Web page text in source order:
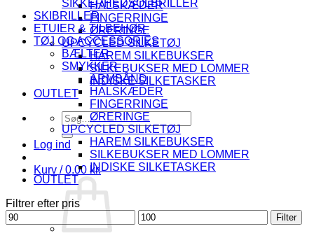
HALSKÆDER
FINGERRINGE
ØRERINGE
UPCYCLED SILKETØJ
HAREM SILKEBUKSER
SILKEBUKSER MED LOMMER
INDISKE SILKETASKER
OUTLET
Søg
efter:
Log ind
Kurv /0.00 kr.
SIKKERHEDSOLBRILLER
SKIBRILLER
ETUIER & TILBEHØR
TØJ OG ACCESSORIES
BÆLTER
SMYKKER
ARMBÅND
HALSKÆDER
FINGERRINGE
ØRERINGE
UPCYCLED SILKETØJ
HAREM SILKEBUKSER
SILKEBUKSER MED LOMMER
INDISKE SILKETASKER
OUTLET
Filtrer efter pris
Mindste
pris
Højeste
pris
Filter